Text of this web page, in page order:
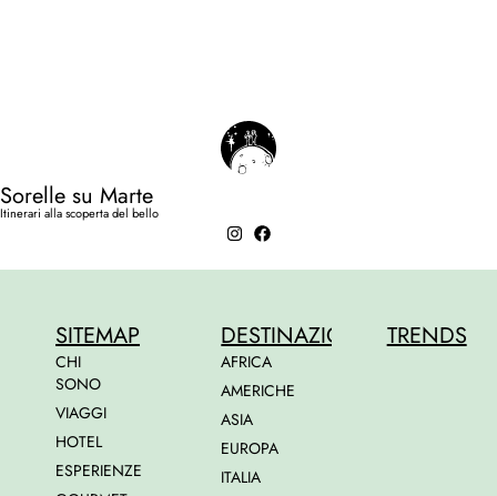
Sorelle su Marte
Itinerari alla scoperta del bello
SITEMAP
CHI
SONO
VIAGGI
HOTEL
ESPERIENZE
DESTINAZIONI
AFRICA
AMERICHE
ASIA
EUROPA
ITALIA
TRENDS